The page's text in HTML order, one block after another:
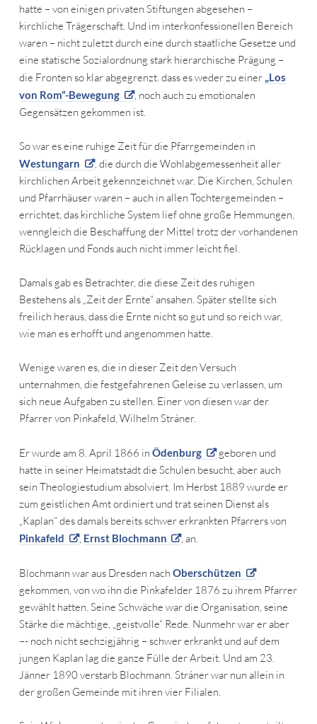
hatte – von einigen privaten Stiftungen abgesehen –
kirchliche Trägerschaft. Und im interkonfessionellen Bereich
waren – nicht zuletzt durch eine durch staatliche Gesetze und
eine statische Sozialordnung stark hierarchische Prägung –
die Fronten so klar abgegrenzt. dass es weder zu einer „Los
von Rom“-Bewegung
, noch auch zu emotionalen
Gegensätzen gekommen ist.
So war es eine ruhige Zeit für die Pfarrgemeinden in
Westungarn
, die durch die Wohlabgemessenheit aller
kirchlichen Arbeit gekennzeichnet war. Die Kirchen, Schulen
und Pfarrhäuser waren – auch in allen Tochtergemeinden –
errichtet, das kirchliche System lief ohne große Hemmungen,
wenngleich die Beschaffung der Mittel trotz der vorhandenen
Rücklagen und Fonds auch nicht immer leicht fiel.
Damals gab es Betrachter, die diese Zeit des ruhigen
Bestehens als „Zeit der Ernte“ ansahen. Später stellte sich
freilich heraus, dass die Ernte nicht so gut und so reich war,
wie man es erhofft und angenommen hatte.
Wenige waren es, die in dieser Zeit den Versuch
unternahmen, die festgefahrenen Geleise zu verlassen, um
sich neue Aufgaben zu stellen. Einer von diesen war der
Pfarrer von Pinkafeld, Wilhelm Stráner.
Er wurde am 8. April 1866 in Ödenburg
geboren und
hatte in seiner Heimatstadt die Schulen besucht, aber auch
sein Theologiestudium absolviert. Im Herbst 1889 wurde er
zum geistlichen Amt ordiniert und trat seinen Dienst als
„Kaplan“ des damals bereits schwer erkrankten Pfarrers von
Pinkafeld , Ernst Blochmann , an.
Blochmann war aus Dresden nach Oberschützen
gekommen, von wo ihn die Pinkafelder 1876 zu ihrem Pfarrer
gewählt hatten. Seine Schwäche war die Organisation, seine
Stärke die mächtige, „geistvolle“ Rede. Nunmehr war er aber
–- noch nicht sechzigjährig – schwer erkrankt und auf dem
jungen Kaplan lag die ganze Fülle der Arbeit. Und am 23.
Jänner 1890 verstarb Blochmann. Stráner war nun allein in
der großen Gemeinde mit ihren vier Filialen.